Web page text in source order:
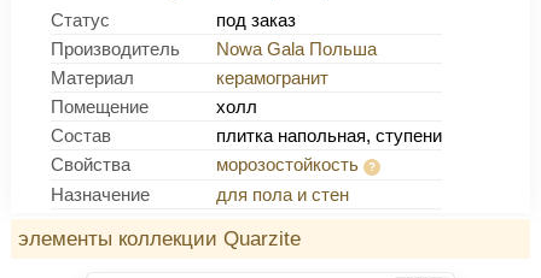
Статус
под заказ
Производитель
Nowa Gala Польша
Материал
керамогранит
Помещение
холл
Состав
плитка напольная, ступени
Свойства
морозостойкость
Назначение
для пола и стен
элементы коллекции Quarzite